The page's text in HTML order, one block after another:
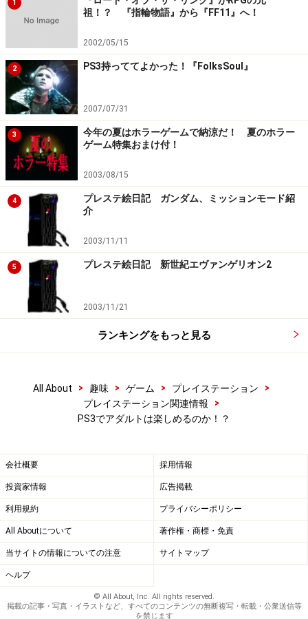
1
祖！？ 『指輪物語』から『FF11』へ！
2002/05/15
2 PS3持っててよかった！『FolksSoul』
2007/07/31
3
今年の夏はホラーゲームで納涼だ！ 夏のホラー
ゲーム特集おまけ付！
2003/08/15
4
プレステ絵日記 ガンダム、ミッションモード紹
介
2003/11/11
5 プレステ絵日記 新世紀エヴァンゲリオン2
2003/11/21
ランキングをもっと見る
All About > 趣味 > ゲーム > プレイステーション
>
プレイステーション関連情報
>
PS3でアダルトは楽しめるのか！？
会社概要 採用情報
投資家情報 広告掲載
利用規約 プライバシーポリシー
All Aboutについて 著作権・商標・免責
当サイトの情報についての注意 サイトマップ
ヘルプ
© All About, Inc. All rights reserved.
掲載の記事・写真・イラストなど、すべてのコンテンツの無断複写・転載・公衆送信等
を禁じます